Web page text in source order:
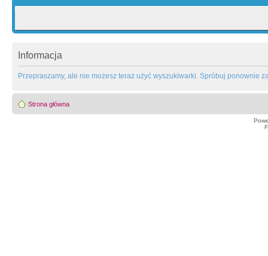
Informacja
Przepraszamy, ale nie możesz teraz użyć wyszukiwarki. Spróbuj ponownie
Strona główna